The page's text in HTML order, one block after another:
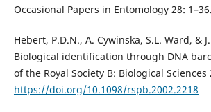
Occasional Papers in Entomology 28: 1–36.
Hebert, P.D.N., A. Cywinska, S.L. Ward, &
Biological identification through DNA
of the Royal Society B: Biological Sciences
https://doi.org/10.1098/rspb.2002.2218